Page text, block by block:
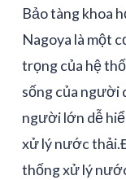
Bảo tàng khoa
Nagoya là một
trọng của hệ
sống của người
người lớn dễ
xử lý nước
thống xử lý